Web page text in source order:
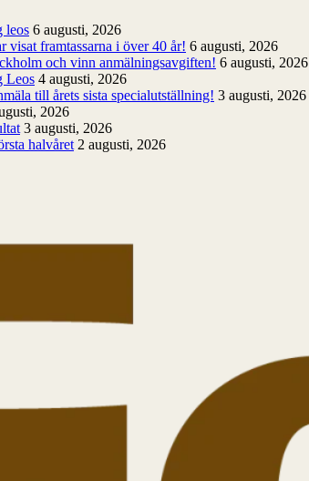
leos 6 augusti, 2026
visat framtassarna i över 40 år! 6 augusti, 2026
och vinn anmälningsavgiften! 6 augusti, 2026
Leos 4 augusti, 2026
till årets sista specialutställning! 3 augusti, 2026
2026
3 augusti, 2026
halvåret 2 augusti, 2026